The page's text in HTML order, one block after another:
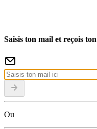
Saisis ton mail et reçois
Ou